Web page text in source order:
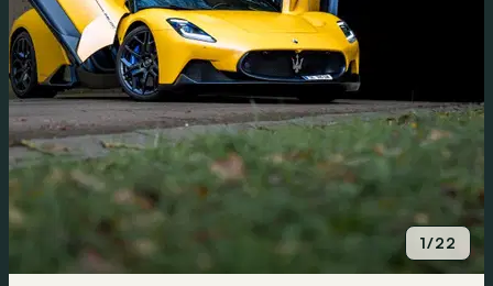
1/22